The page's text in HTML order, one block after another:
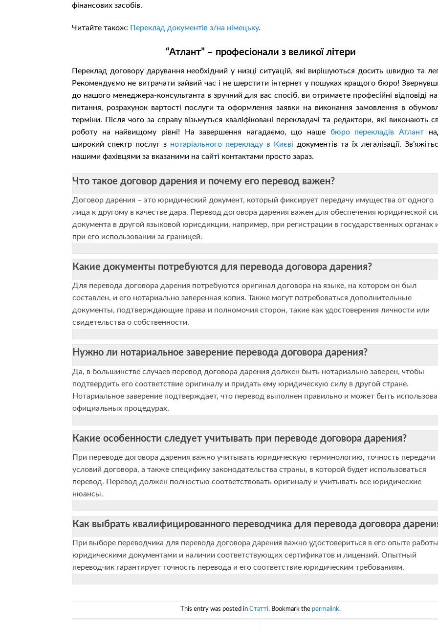
фінансових засобів.
Читайте також: Переклад документів з/на німецьку.
“Атлант” – професіонали з великої літери
Переклад договору дарування необхідний у низці ситуацій, які вирішуються досить швидко та
Рекомендуємо не витрачати зайвий час і не шерстити інтернет у пошуках кращого бюро!
до нашого менеджера-консультанта в зручний для вас спосіб, ви отримаєте професійні відповіді на
питання, розрахунок вартості послуги та оформлення заявки на виконання замовлення в
терміни. Після чого за справу візьмуться кваліфіковані перекладачі та редактори, які виконають
роботу на найвищому рівні! На завершення нагадаємо, що наше бюро перекладів Атлант
широкий спектр послуг з нотаріального перекладу в Києві документів та їх легалізації.
нашими фахівцями за вказаними на сайті контактами просто зараз.
Что такое договор дарения и почему его перевод важен?
Договор дарения – это юридический документ, который фиксирует передачу имущества от одного
лица к другому в качестве дара. Перевод договора дарения важен для обеспечения юридической
документа в другой языковой юрисдикции, например, при регистрации в государственных органах
при его использовании за границей.
Какие документы потребуются для перевода договора дарения?
Для перевода договора дарения потребуются оригинал договора на языке, на котором он был
составлен, и его нотариально заверенная копия. Также могут потребоваться дополнительные
документы, подтверждающие права и полномочия сторон, такие как удостоверения личности или
свидетельства о собственности.
Нужно ли нотариальное заверение перевода договора дарения?
Да, в большинстве случаев перевод договора дарения должен быть нотариально заверен, чтобы
подтвердить его соответствие оригиналу и придать ему юридическую силу в другой стране.
Нотариальное заверение подтверждает, что перевод выполнен правильно и может быть
официальных процедурах.
Какие особенности следует учитывать при переводе договора дарения?
При переводе договора дарения важно учитывать юридическую терминологию, точность передачи
условий договора, а также специфику законодательства страны, в которой будет использоваться
перевод. Перевод должен полностью соответствовать оригиналу и учитывать все юридические
нюансы.
Как выбрать квалифицированного переводчика для перевода договора
При выборе переводчика для перевода договора дарения важно удостовериться в его опыте
юридическими документами и наличии соответствующих сертификатов и лицензий. Опытный
переводчик гарантирует точность перевода и его соответствие юридическим требованиям.
This entry was posted inСтатті. Bookmark the permalink.